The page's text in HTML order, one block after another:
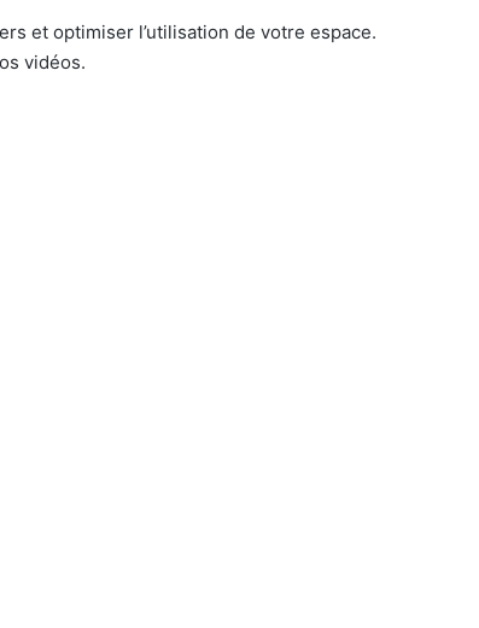
et optimiser l’utilisation de votre espace.
vidéos.